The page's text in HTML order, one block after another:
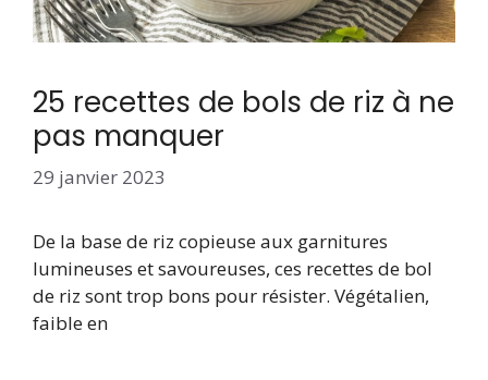
25 recettes de bols de riz à ne
pas manquer
29 janvier 2023
De la base de riz copieuse aux garnitures
lumineuses et savoureuses, ces recettes de bol
de riz sont trop bons pour résister. Végétalien,
faible en